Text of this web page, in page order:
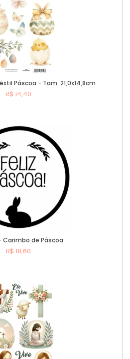
Páscoa - Tam. 21,0x14,8cm
R$ 14,40
Carimbo de Páscoa
R$ 18,60